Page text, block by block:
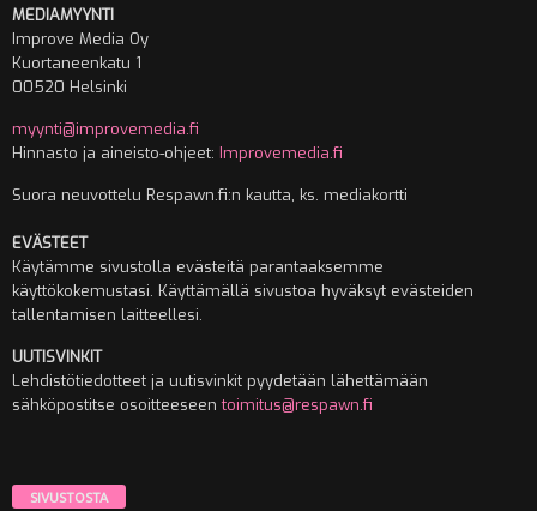
MEDIAMYYNTI
Improve Media Oy
Kuortaneenkatu 1
00520 Helsinki
myynti@improvemedia.fi
Hinnasto ja aineisto-ohjeet: Improvemedia.fi
Suora neuvottelu Respawn.fi:n kautta, ks. mediakortti
EVÄSTEET
Käytämme sivustolla evästeitä parantaaksemme
käyttökokemustasi. Käyttämällä sivustoa hyväksyt evästeiden
tallentamisen laitteellesi.
UUTISVINKIT
Lehdistötiedotteet ja uutisvinkit pyydetään lähettämään
sähköpostitse osoitteeseentoimitus@respawn.fi
SIVUSTOSTA